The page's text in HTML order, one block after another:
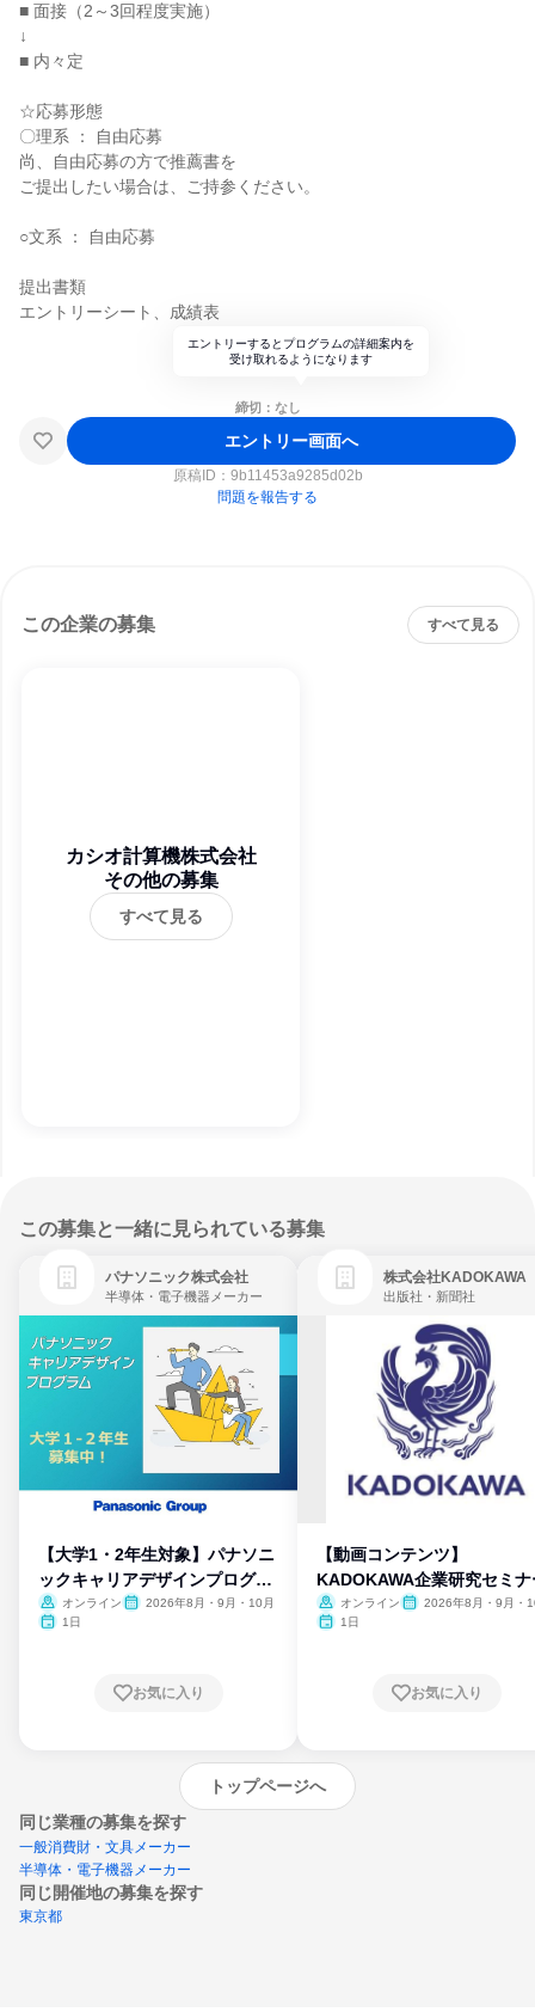
■ 面接（2～3回程度実施）
↓
■ 内々定
☆応募形態
〇理系 ： 自由応募
尚、自由応募の方で推薦書を
ご提出したい場合は、ご持参ください。
○文系 ： 自由応募
提出書類
エントリーシート、成績表
エントリーするとプログラムの詳細案内を
受け取れるようになります
締切：なし
エントリー画面へ
原稿ID： 9b11453a9285d02b
問題を報告する
この企業の募集 すべて見る
カシオ計算機株式会社
その他の募集
すべて見る
この募集と一緒に見られている募集
パナソニック株式会社
半導体・電子機器メーカー
【大学1・2年生対象】パナソニ
ックキャリアデザインプログラ
ム
オンライン
2026年8月・9月・10月
1日
お気に入り
株式会社KADOKAWA
出版社・新聞社
【動画コンテンツ】
KADOKAWA企業研究セミナ
オンライン
2026年8月・9月・
1日
お気に入り
トップページへ
同じ業種の募集を探す
一般消費財・文具メーカー
半導体・電子機器メーカー
同じ開催地の募集を探す
東京都